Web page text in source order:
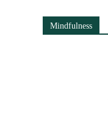
Mindfulness